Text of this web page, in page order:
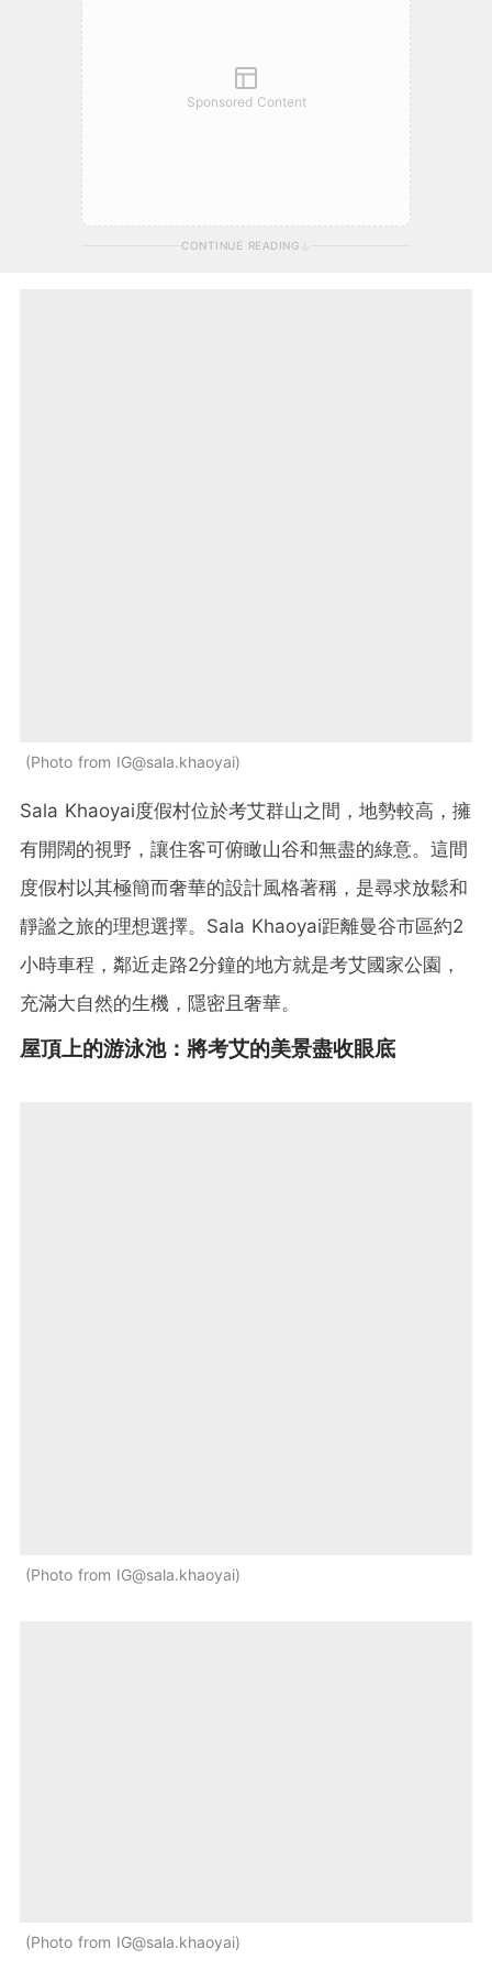
Sponsored Content
CONTINUE READING
Photo from IG@sala.khaoyai
Sala Khaoyai度假村位於考艾群山之間，地勢較高，擁
有開闊的視野，讓住客可俯瞰山谷和無盡的綠意。這間
度假村以其極簡而奢華的設計風格著稱，是尋求放鬆和
靜謐之旅的理想選擇。Sala Khaoyai距離曼谷市區約2
小時車程，鄰近走路2分鐘的地方就是考艾國家公園，
充滿大自然的生機，隱密且奢華。
屋頂上的游泳池：將考艾的美景盡收眼底
Photo from IG@sala.khaoyai
Photo from IG@sala.khaoyai